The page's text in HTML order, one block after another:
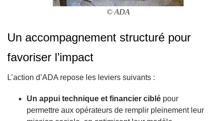
© ADA
Un accompagnement structuré pour
favoriser l’impact
L’action d’ADA repose les leviers suivants :
Un appui technique et financier ciblé pour
permettre aux opérateurs de remplir pleinement leur